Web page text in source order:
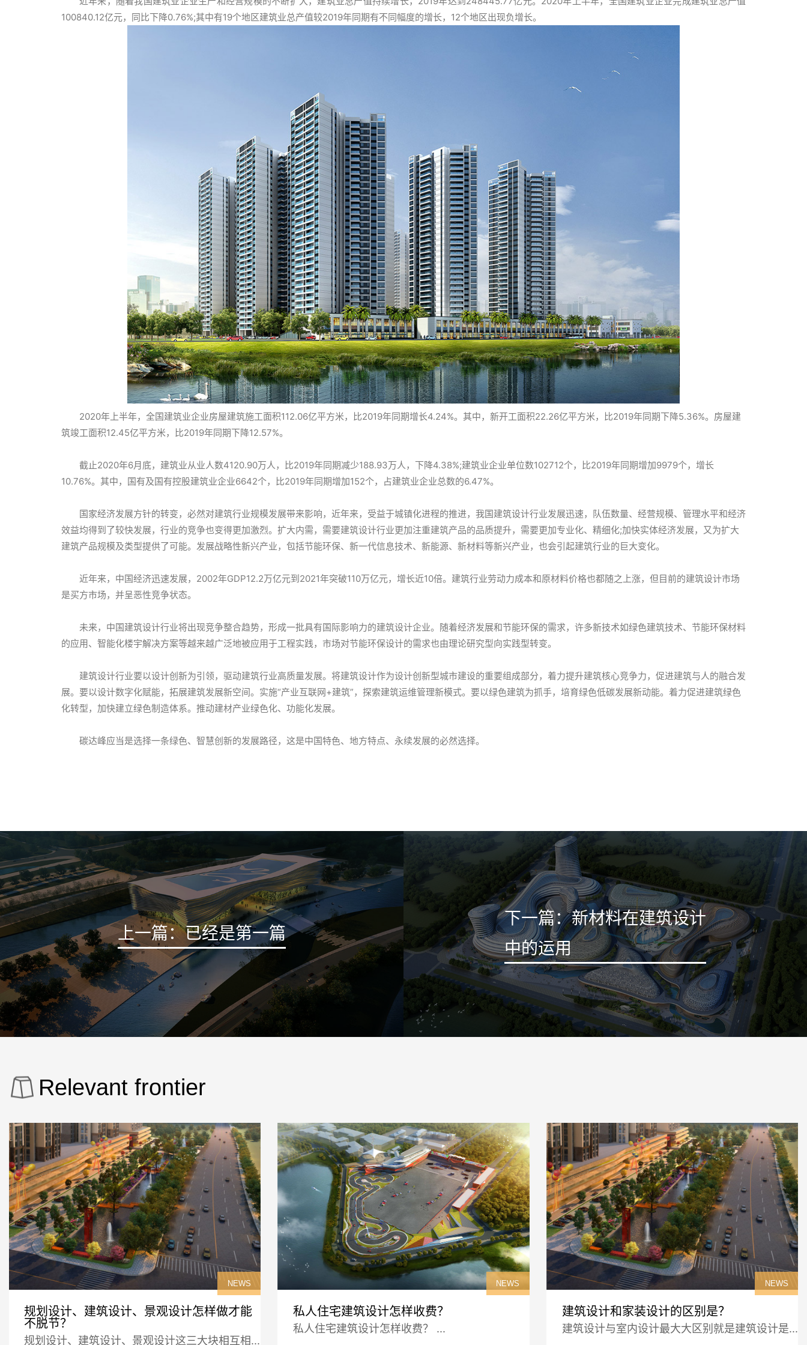
100840.12亿元，同比下降0.76%;其中有19个地区建筑业总产值较2019年同期有不同幅度的增长，12个地区出现负增长。
2020年上半年，全国建筑业企业房屋建筑施工面积112.06亿平方米，比2019年同期增长4.24%。其中，新开工面积22.26亿平方米，比2019年同期下降5.36%。房屋建
筑竣工面积12.45亿平方米，比2019年同期下降12.57%。
截止2020年6月底，建筑业从业人数4120.90万人，比2019年同期减少188.93万人，下降4.38%;建筑业企业单位数102712个，比2019年同期增加9979个，增长
10.76%。其中，国有及国有控股建筑业企业6642个，比2019年同期增加152个，占建筑业企业总数的6.47%。
国家经济发展方针的转变，必然对建筑行业规模发展带来影响，近年来，受益于城镇化进程的推进，我国建筑设计行业发展迅速，队伍数量、经营规模、管理水平和经济
效益均得到了较快发展，行业的竞争也变得更加激烈。扩大内需，需要建筑设计行业更加注重建筑产品的品质提升，需要更加专业化、精细化;加快实体经济发展，又为扩大
建筑产品规模及类型提供了可能。发展战略性新兴产业，包括节能环保、新一代信息技术、新能源、新材料等新兴产业，也会引起建筑行业的巨大变化。
近年来，中国经济迅速发展，2002年GDP12.2万亿元到2021年突破110万亿元，增长近10倍。建筑行业劳动力成本和原材料价格也都随之上涨，但目前的建筑设计市场
是买方市场，并呈恶性竞争状态。
未来，中国建筑设计行业将出现竞争整合趋势，形成一批具有国际影响力的建筑设计企业。随着经济发展和节能环保的需求，许多新技术如绿色建筑技术、节能环保材料
的应用、智能化楼宇解决方案等越来越广泛地被应用于工程实践，市场对节能环保设计的需求也由理论研究型向实践型转变。
建筑设计行业要以设计创新为引领，驱动建筑行业高质量发展。将建筑设计作为设计创新型城市建设的重要组成部分，着力提升建筑核心竞争力，促进建筑与人的融合发
展。要以设计数字化赋能，拓展建筑发展新空间。实施“产业互联网+建筑”，探索建筑运维管理新模式。要以绿色建筑为抓手，培育绿色低碳发展新动能。着力促进建筑绿色
化转型，加快建立绿色制造体系。推动建材产业绿色化、功能化发展。
碳达峰应当是选择一条绿色、智慧创新的发展路径，这是中国特色、地方特点、永续发展的必然选择。
上一篇：已经是第一篇
下一篇：新材料在建筑设计
中的运用
Relevant frontier
NEWS
规划设计、建筑设计、景观设计怎样做才能
不脱节？
规划设计、建筑设计、景观设计这三大块相互相...
NEWS
私人住宅建筑设计怎样收费？
私人住宅建筑设计怎样收费？ ...
NEWS
建筑设计和家装设计的区别是？
建筑设计与室内设计最大大区别就是建筑设计是...